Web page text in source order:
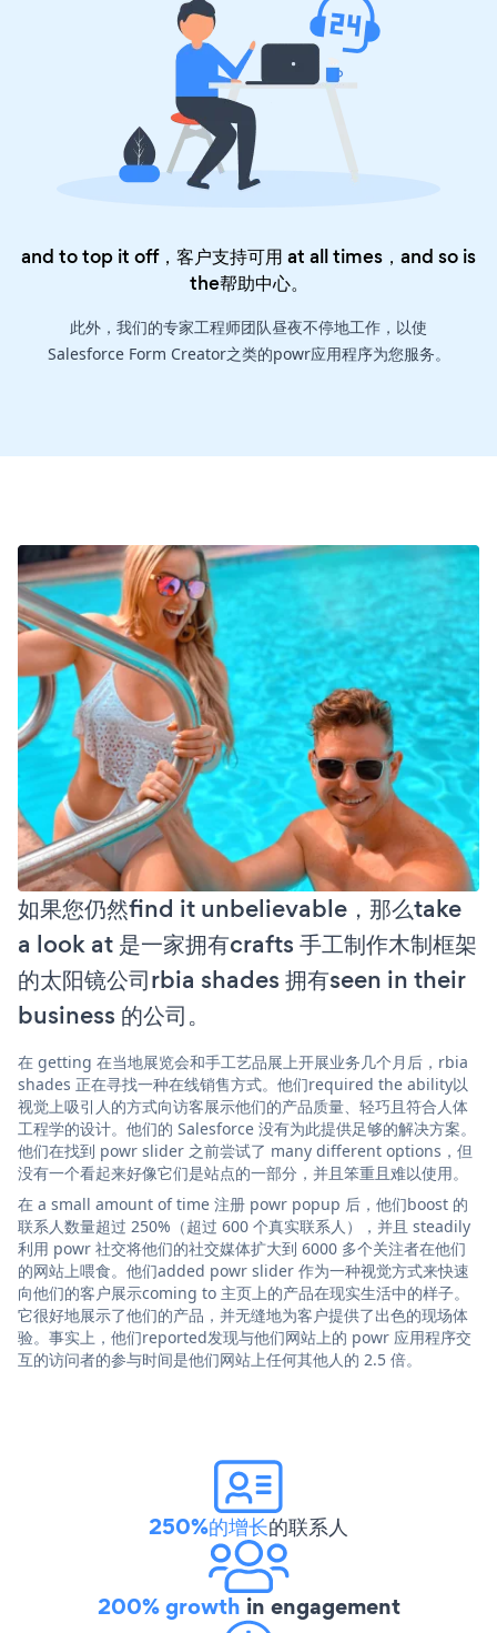
and to top it off，客户支持可用 at all times，and so is
the帮助中心。
此外，我们的专家工程师团队昼夜不停地工作，以使
Salesforce Form Creator之类的powr应用程序为您服务。
如果您仍然find it unbelievable，那么take
a look at 是一家拥有crafts 手工制作木制框架
的太阳镜公司rbia shades 拥有seen in their
business 的公司。
在 getting 在当地展览会和手工艺品展上开展业务几个月后，rbia
shades 正在寻找一种在线销售方式。他们required the ability以
视觉上吸引人的方式向访客展示他们的产品质量、轻巧且符合人体
工程学的设计。他们的 Salesforce 没有为此提供足够的解决方案。
他们在找到 powr slider 之前尝试了 many different options，但
没有一个看起来好像它们是站点的一部分，并且笨重且难以使用。
在 a small amount of time 注册 powr popup 后，他们boost 的
联系人数量超过 250%（超过 600 个真实联系人），并且 steadily
利用 powr 社交将他们的社交媒体扩大到 6000 多个关注者在他们
的网站上喂食。他们added powr slider 作为一种视觉方式来快速
向他们的客户展示coming to 主页上的产品在现实生活中的样子。
它很好地展示了他们的产品，并无缝地为客户提供了出色的现场体
验。事实上，他们reported发现与他们网站上的 powr 应用程序交
互的访问者的参与时间是他们网站上任何其他人的 2.5 倍。
250%的增长的联系人
200% growth in engagement